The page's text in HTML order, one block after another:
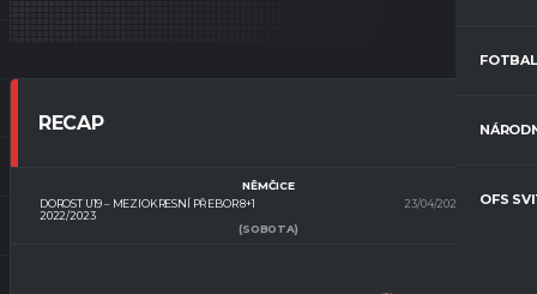
OFS
RECAP
DOROST U19 – MEZIOKRESNÍ PŘEBOR 8+1
2022/2023
NĚMČICE
23/04/2023
13:30
(SOBOTA)